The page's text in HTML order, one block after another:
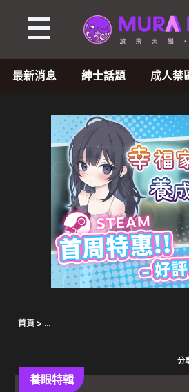
最新消息 紳士話題 成人禁
首頁 >
framework/components/classes/code-
eval()'d codeon line54
分
養眼特輯